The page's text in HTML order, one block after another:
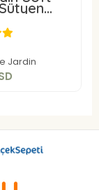
Jardin
USD